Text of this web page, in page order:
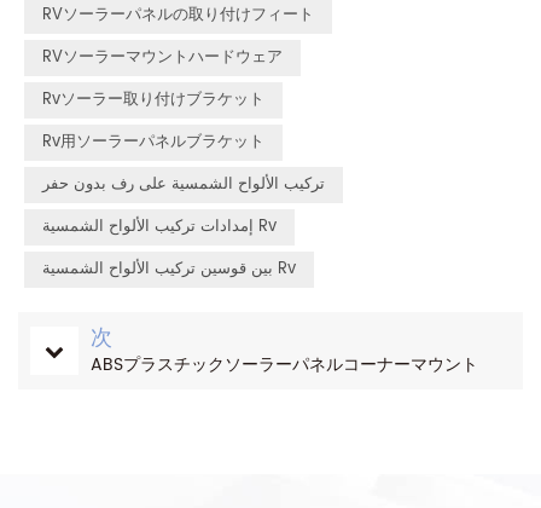
RVソーラーパネルの取り付けフィート
RVソーラーマウントハードウェア
Rvソーラー取り付けブラケット
Rv用ソーラーパネルブラケット
تركيب الألواح الشمسية على رف بدون حفر
إمدادات تركيب الألواح الشمسية Rv
بين قوسين تركيب الألواح الشمسية Rv
次
ABSプラスチックソーラーパネルコーナーマウント